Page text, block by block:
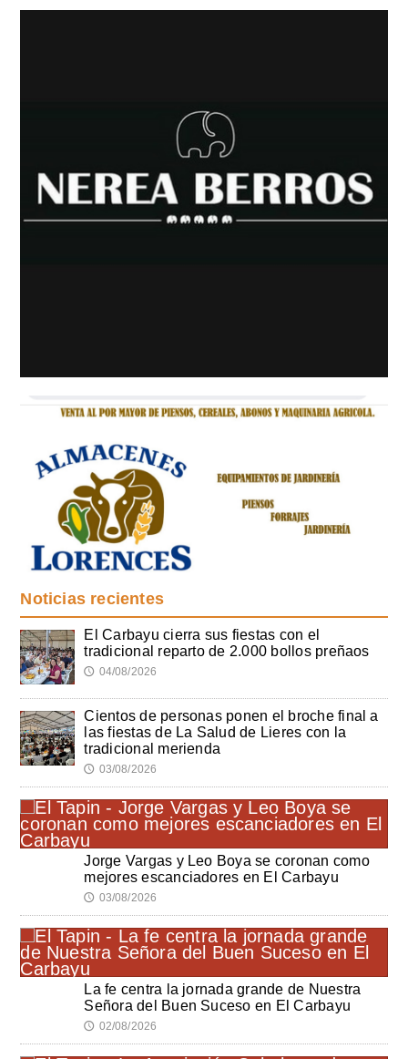
Noticias recientes
El Carbayu cierra sus fiestas con el
tradicional reparto de 2.000 bollos preñaos
🕔 04/08/2026
Cientos de personas ponen el broche final a
las fiestas de La Salud de Lieres con la
tradicional merienda
🕔 03/08/2026
Jorge Vargas y Leo Boya se coronan como
mejores escanciadores en El Carbayu
🕔 03/08/2026
La fe centra la jornada grande de Nuestra
Señora del Buen Suceso en El Carbayu
🕔 02/08/2026